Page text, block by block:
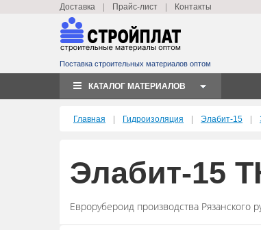
Доставка | Прайс-лист | Контакты
Поставка строительных материалов оптом
КАТАЛОГ МАТЕРИАЛОВ
Главная | Гидроизоляция | Элабит-15 |
Элабит-15
Еврорубероид производства Рязанского